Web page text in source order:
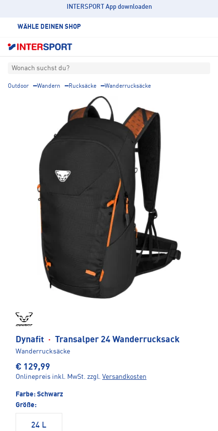
INTERSPORT App downloaden
WÄHLE DEINEN SHOP
Wonach suchst du?
Outdoor Wandern Rucksäcke Wanderrucksäcke
Dynafit · Transalper 24 Wanderrucksack
Wanderrucksäcke
€ 129,99
Onlinepreis inkl. MwSt. zzgl. Versandkosten
Farbe: Schwarz
Größe:
24 L